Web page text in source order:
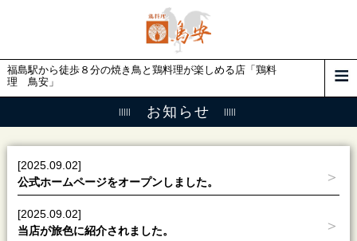
福島駅から徒歩８分の焼き鳥と鶏料理が楽しめる店「鶏料
理 鳥安」
お知らせ
[2025.09.02]
公式ホームページをオープンしました。
[2025.09.02]
当店が旅色に紹介されました。